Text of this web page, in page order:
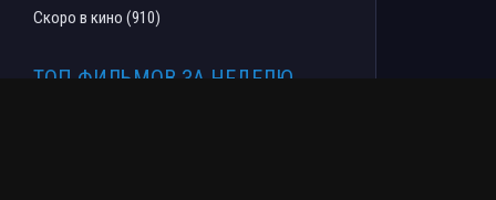
Скоро в кино (910)
ТОП ФИЛЬМОВ ЗА НЕДЕЛЮ